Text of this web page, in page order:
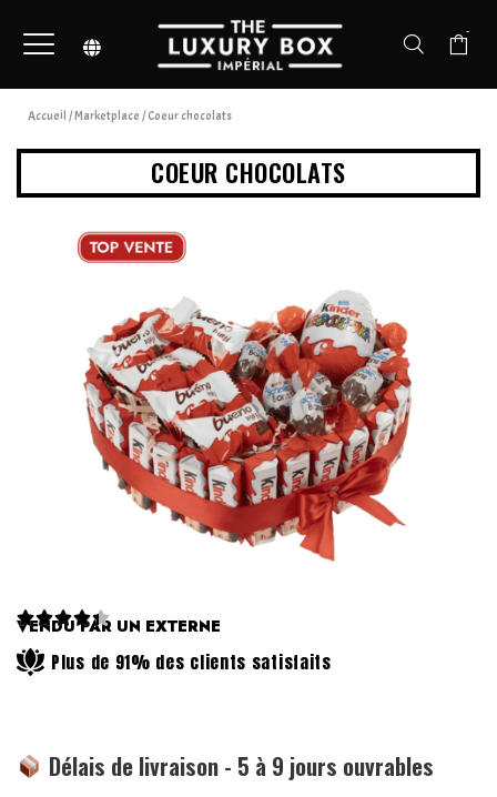
-
Accueil /Marketplace / Coeur chocolats
COEUR CHOCOLATS

VENDU PAR UN EXTERNE
Plus de 91% des clients satisfaits
Délais de livraison - 5 à 9 jours ouvrables